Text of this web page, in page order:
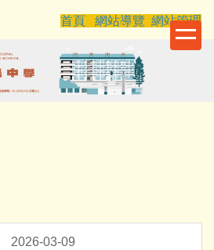
首頁 網站導覽 網站管理
2026-03-09